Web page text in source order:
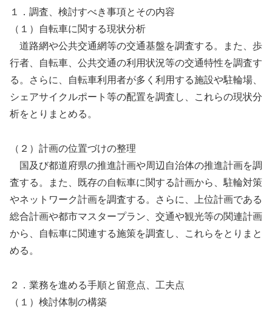
１．調査、検討すべき事項とその内容
（１）自転車に関する現状分析
道路網や公共交通網等の交通基盤を調査する。また、歩
行者、自転車、公共交通の利用状況等の交通特性を調査す
る。さらに、自転車利用者が多く利用する施設や駐輪場、
シェアサイクルポート等の配置を調査し、これらの現状分
析をとりまとめる。
（２）計画の位置づけの整理
国及び都道府県の推進計画や周辺自治体の推進計画を調
査する。また、既存の自転車に関する計画から、駐輪対策
やネットワーク計画を調査する。さらに、上位計画である
総合計画や都市マスタープラン、交通や観光等の関連計画
から、自転車に関連する施策を調査し、これらをとりまと
める。
２．業務を進める手順と留意点、工夫点
（１）検討体制の構築